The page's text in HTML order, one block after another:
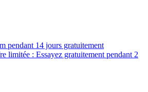
pendant 14 jours gratuitement
limitée : Essayez gratuitement pendant 2